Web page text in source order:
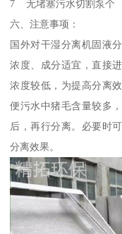
7 无堵塞污水切割
六、注意事项：
国外对干湿分离机固液
浓度、成分适宜，直接
浓度较低，为提高分离
便污水中猪毛含量较多
后，再行分离。必要时
分离效果。